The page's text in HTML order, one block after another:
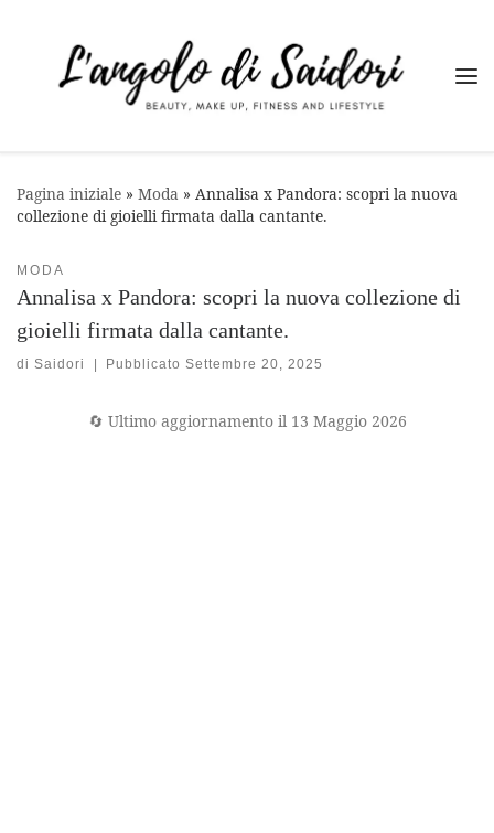
Pagina iniziale » Moda » Annalisa x Pandora: scopri la nuova
collezione di gioielli firmata dalla cantante.
MODA
Annalisa x Pandora: scopri la nuova collezione di
gioielli firmata dalla cantante.
di Saidori | PubblicatoSettembre 20, 2025
🔄 Ultimo aggiornamento il 13 Maggio 2026